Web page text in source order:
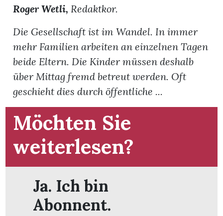
Roger Wetli,Redaktkor.
Die Gesellschaft ist im Wandel. In immer
mehr Familien arbeiten an einzelnen Tagen
beide Eltern. Die Kinder müssen deshalb
über Mittag fremd betreut werden. Oft
geschieht dies durch öffentliche ...
Möchten Sie
weiterlesen?
Ja. Ich bin
Abonnent.